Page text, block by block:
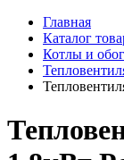
Главная
Каталог
Котлы и